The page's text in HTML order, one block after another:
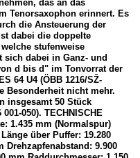
das an das
Tenorsaxophon erinnert. Es
die Ansteuerung der
dabei die doppelte
stufenweise
sich dabei in Ganz- und
d bis d" im Tonvorrat der
64 U4 (ÖBB 1216/SŽ-
Besonderheit nicht mehr.
insgesamt 50 Stück
050). TECHNISCHE
1.435 mm (Normalspur)
über Puffer: 19.280
Drehzapfenabstand: 9.900